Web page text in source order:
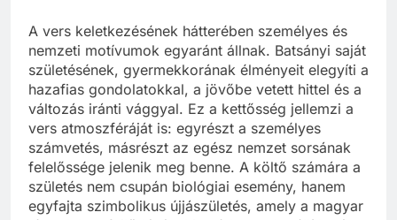
A vers keletkezésének hátterében személyes és
nemzeti motívumok egyaránt állnak. Batsányi saját
születésének, gyermekkorának élményeit elegyíti a
hazafias gondolatokkal, a jövőbe vetett hittel és a
változás iránti vággyal. Ez a kettősség jellemzi a
vers atmoszféráját is: egyrészt a személyes
számvetés, másrészt az egész nemzet sorsának
felelőssége jelenik meg benne. A költő számára a
születés nem csupán biológiai esemény, hanem
egyfajta szimbolikus újjászületés, amely a magyar